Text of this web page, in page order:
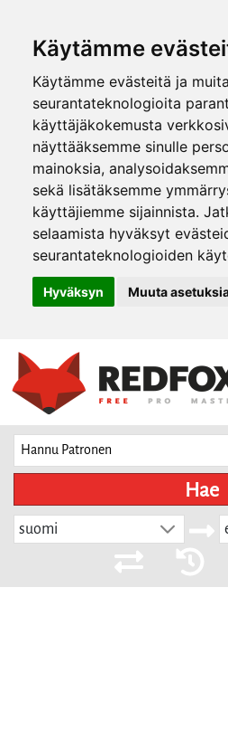
Käytämme
Käytämme evästeitä ja muita
seurantateknologioita
käyttäjäkokemusta
näyttääksemme sinulle
mainoksia,
sekä lisätäksemme
käyttäjiemme sijainnista.
selaamista hyväksyt
seurantateknologioiden
Hyväksyn Muuta
Hae
suomi